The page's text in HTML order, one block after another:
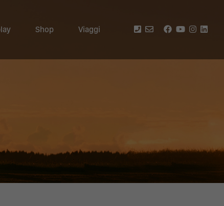
Shop Viaggi